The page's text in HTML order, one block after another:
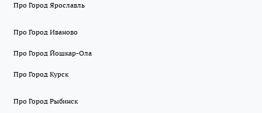
Про Город Ярославль
Про Город Иваново
Про Город Йошкар-Ола
Про Город Курск
Про Город Рыбинск